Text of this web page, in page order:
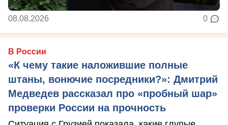
08.08.2026 0
В России
«К чему такие наложившие полные
штаны, вонючие посредники?»: Дмитрий
Медведев рассказал про «пробный шар»
проверки России на прочность